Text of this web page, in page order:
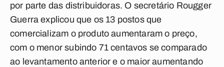
por parte das distribuidoras. O secretário Rougger
Guerra explicou que os 13 postos que
comercializam o produto aumentaram o preço,
com o menor subindo 71 centavos se comparado
ao levantamento anterior e o maior aumentando